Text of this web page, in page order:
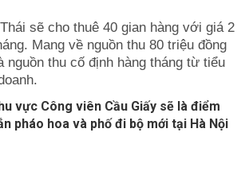
Nam thường cúng cá lóc nướng)
rượu, cau trầu,...
mã
sẽ cho thuê 40 gian hàng với giá 2
Mang về nguồn thu 80 triệu đồng
nguồn thu cố định hàng tháng từ tiểu
vực Công viên Cầu Giấy sẽ là điểm
pháo hoa và phố đi bộ mới tại Hà Nội